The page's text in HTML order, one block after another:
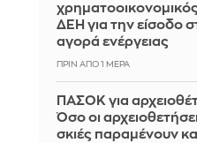
ΔΕΗ για την είσοδο
αγορά ενέργειας
ΠΡΙΝ ΑΠΌ 1 ΜΈΡΑ
ΠΑΣΟΚ για
Όσο οι
σκιές παραμένουν